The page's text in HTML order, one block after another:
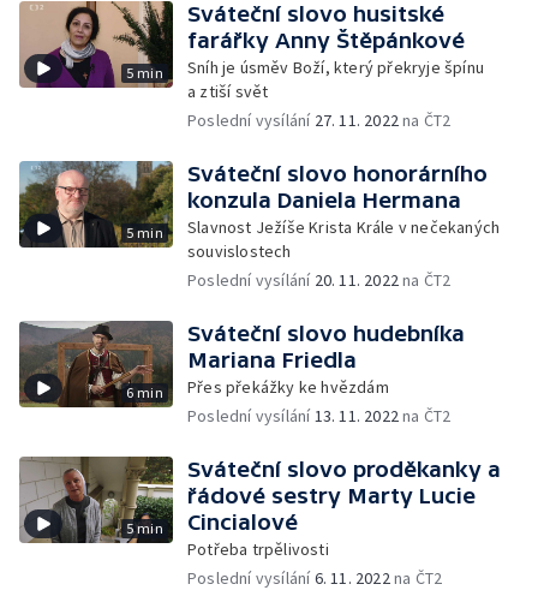
5 min
Sváteční slovo husitské
farářky Anny Štěpánkové
Sníh je úsměv Boží, který překryje špínu
a ztiší svět
Poslední vysílání 27. 11. 2022na ČT2
5 min
Sváteční slovo honorárního
konzula Daniela Hermana
Slavnost Ježíše Krista Krále v nečekaných
souvislostech
Poslední vysílání 20. 11. 2022na ČT2
6 min
Sváteční slovo hudebníka
Mariana Friedla
Přes překážky ke hvězdám
Poslední vysílání13. 11. 2022na ČT2
5 min
Sváteční slovo proděkanky a
řádové sestry Marty Lucie
Cincialové
Potřeba trpělivosti
Poslední vysílání6. 11. 2022na ČT2